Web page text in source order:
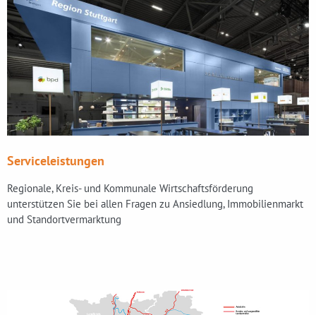
Serviceleistungen
Regionale, Kreis- und Kommunale Wirtschaftsförderung
unterstützen Sie bei allen Fragen zu Ansiedlung, Immobilienmarkt
und Standortvermarktung